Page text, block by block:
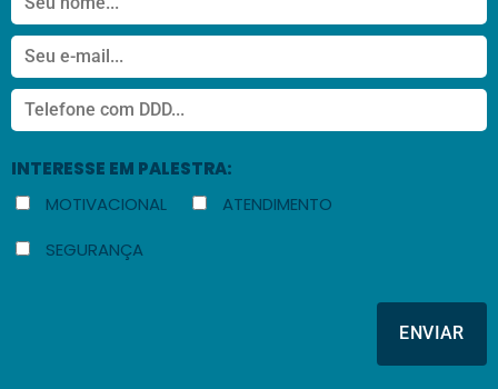
INTERESSE EM PALESTRA:
MOTIVACIONAL
ATENDIMENTO
SEGURANÇA